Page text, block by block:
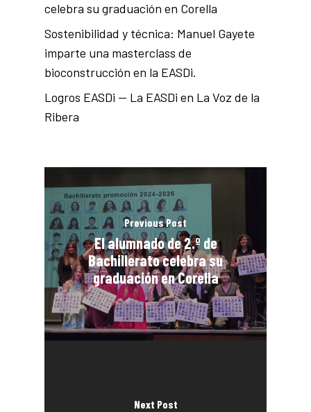
celebra su graduación en Corella
Sostenibilidad y técnica: Manuel Gayete
imparte una masterclass de
bioconstrucción en la EASDi.
Logros EASDi — La EASDi en La Voz de la
Ribera
Previous Post
El alumnado de 2.º de
Bachillerato celebra su
graduación en Corella
Next Post